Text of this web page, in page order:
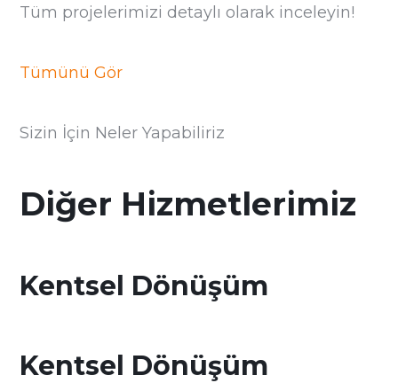
Tüm projelerimizi detaylı olarak inceleyin!
Tümünü Gör
Sizin İçin Neler Yapabiliriz
Diğer Hizmetlerimiz
Kentsel Dönüşüm
Kentsel Dönüşüm